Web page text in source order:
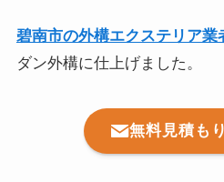
碧南市の外構エクステリア業
ダン外構に仕上げました。
無料見積も